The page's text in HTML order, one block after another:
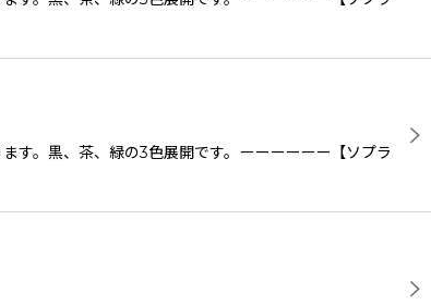
す。黒、茶、緑の3色展開です。ーーーーーー【ソプラ